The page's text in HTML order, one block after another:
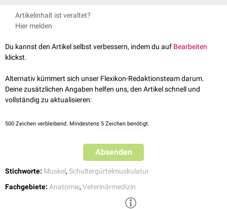
bis neunRippenund setzt als Ganzes am
serratadesSchulterblattes
Innervation
Der Musculus serratus ventralis thoracis wird vom
Funktion
Er funktioniert einerseits als muskulärer Aufhänger beider
er beiKontraktionals Zurückzieher desdorsalen
Vordergliedmaße führt. Er dient zusätzlich bei
und bei fixierten Gliedmaßen als Heber
Ausschlagen der Vorderextremitäten ist.
Messner, Patrick, Renkin, Maria. Anatomie des aktiven & passiven
Bewegungsapparates der Haussäugetiere. Band III (Myologie).
Artikelinhalt ist veraltet?
Hier melden
Du kannst den Artikel selbst verbessern, indem du auf Bearbeiten
klickst.
Alternativ kümmert sich unser Flexikon-Redaktionsteam darum.
Deine zusätzlichen Angaben helfen uns, den Artikel schnell und
vollständig zu aktualisieren:
500 Zeichen verbleibend. Mindestens 5 Zeichen benötigt.
Absenden
Stichworte: Muskel, Schultergürtelmuskulatur
Fachgebiete: Anatomie, Veterinärmedizin